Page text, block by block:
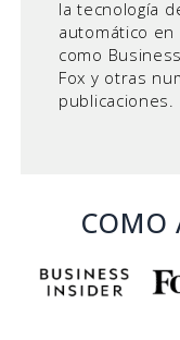
la tecnología
automático
como
Fox y otras
publicaciones.
COMO